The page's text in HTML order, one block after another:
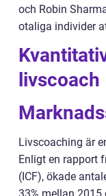
och Robin
otaliga individer
livscoach
Livscoaching är
Enligt en rapport
(ICF), ökade